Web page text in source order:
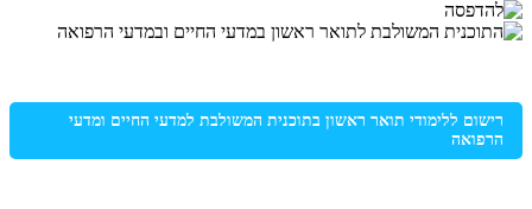
רישום ללימודי תואר ראשון בתוכנית המשולבת למדעי החיים ומדעי
הרפואה